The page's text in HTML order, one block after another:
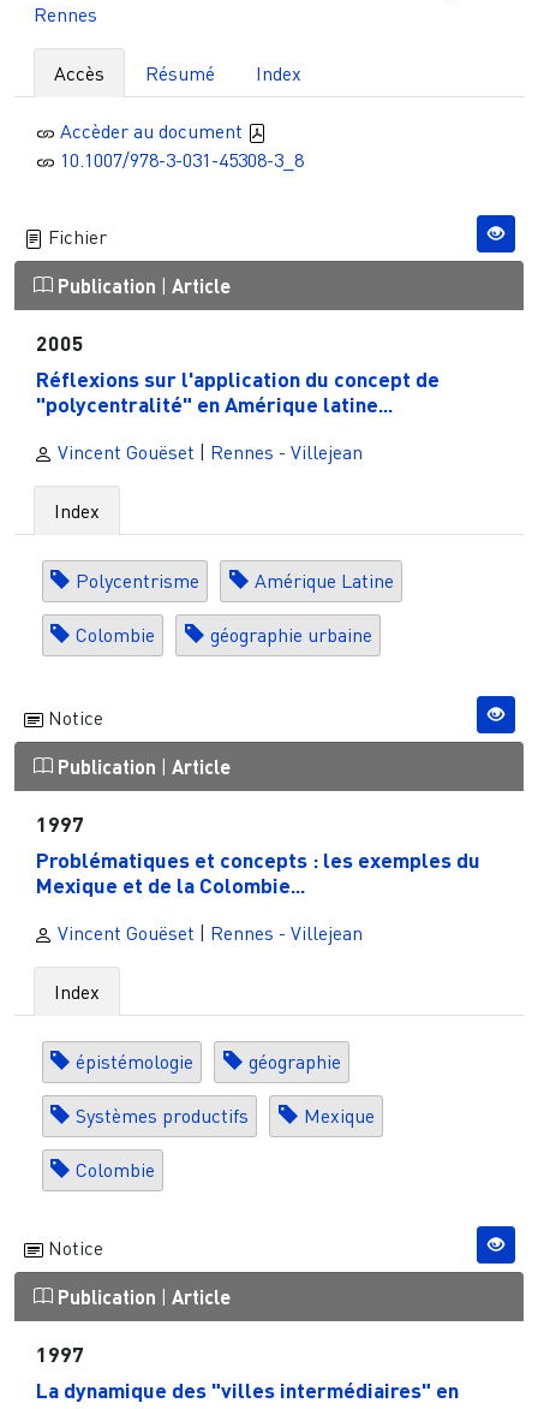
Rennes
Accès Résumé Index
Accèder au document
10.1007/978-3-031-45308-3_8
Fichier
Publication | Article
2005
Réflexions sur l'application du concept de
"polycentralité" en Amérique latine...
Vincent Gouëset | Rennes - Villejean
Index
Polycentrisme Amérique Latine
Colombie géographie urbaine
Notice
Publication | Article
1997
Problématiques et concepts : les exemples du
Mexique et de la Colombie...
Vincent Gouëset | Rennes - Villejean
Index
épistémologie géographie
Systèmes productifs Mexique
Colombie
Notice
Publication | Article
1997
La dynamique des "villes intermédiaires" en